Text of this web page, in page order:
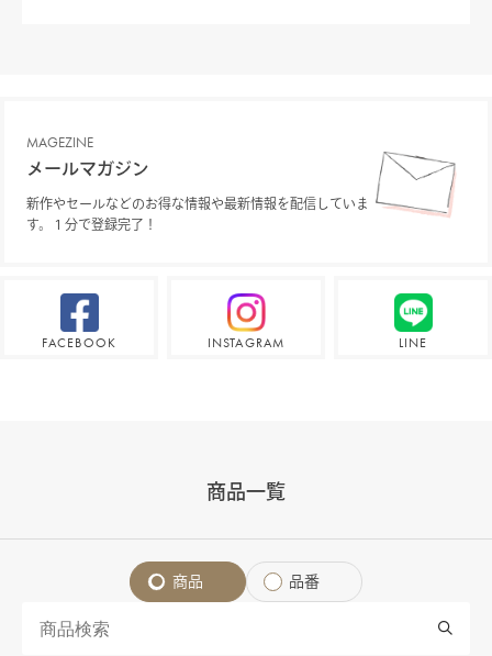
MAGEZINE
メールマガジン
新作やセールなどのお得な情報や最新情報を配信していま
す。１分で登録完了！
FACEBOOK INSTAGRAM LINE
商品一覧
商品 品番